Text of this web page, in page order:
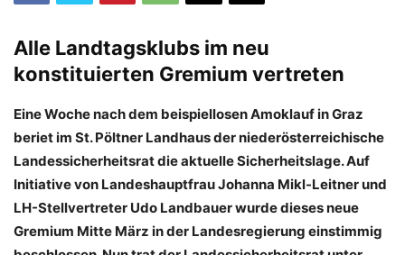
Alle Landtagsklubs im neu
konstituierten Gremium vertreten
Eine Woche nach dem beispiellosen Amoklauf in Graz
beriet im St. Pöltner Landhaus der niederösterreichische
Landessicherheitsrat die aktuelle Sicherheitslage. Auf
Initiative von Landeshauptfrau Johanna Mikl-Leitner und
LH-Stellvertreter Udo Landbauer wurde dieses neue
Gremium Mitte März in der Landesregierung einstimmig